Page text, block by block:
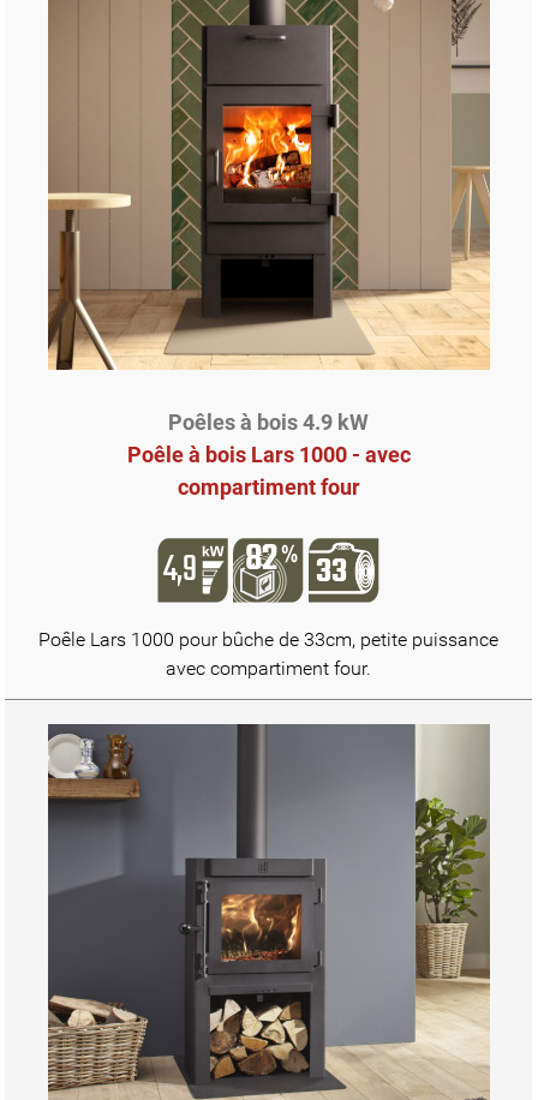
Poêles à bois 4.9 kW
Poêle à bois Lars 1000 - avec
compartiment four
Poêle Lars 1000 pour bûche de 33cm, petite puissance
avec compartiment four.